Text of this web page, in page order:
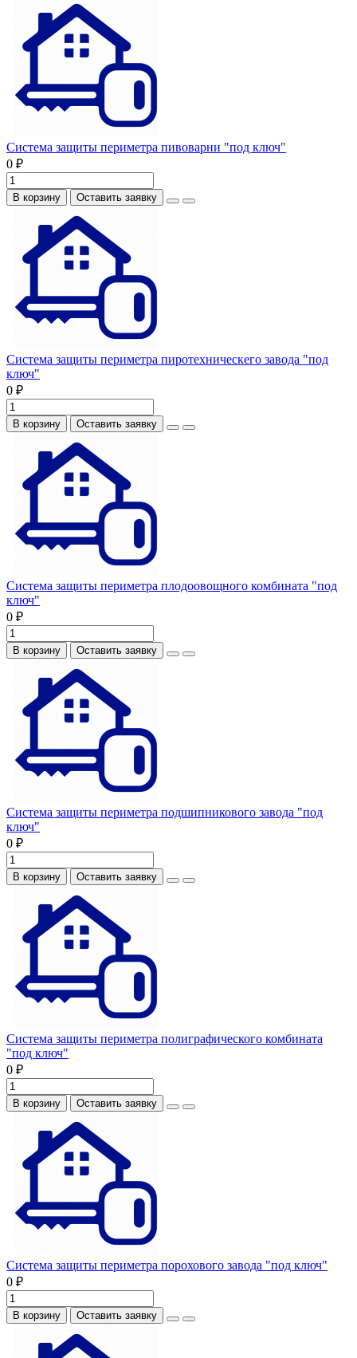
Система защиты периметра пивоварни "под ключ"
0 ₽
В корзину Оставить заявку
Система защиты периметра пиротехническего завода "под
ключ"
0 ₽
В корзину Оставить заявку
Система защиты периметра плодоовощного комбината "под
ключ"
0 ₽
В корзину Оставить заявку
Система защиты периметра подшипникового завода "под
ключ"
0 ₽
В корзину Оставить заявку
Система защиты периметра полиграфического комбината
"под ключ"
0 ₽
В корзину Оставить заявку
Система защиты периметра порохового завода "под ключ"
0 ₽
В корзину Оставить заявку